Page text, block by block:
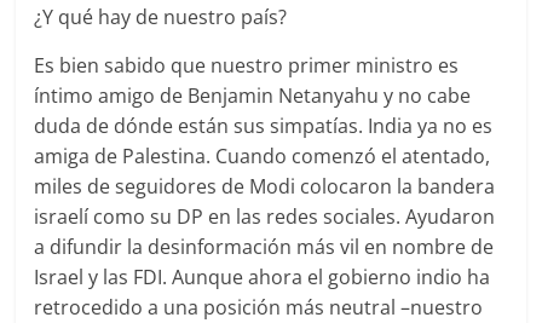
¿Y qué hay de nuestro país?
Es bien sabido que nuestro primer ministro es
íntimo amigo de Benjamin Netanyahu y no cabe
duda de dónde están sus simpatías. India ya no es
amiga de Palestina. Cuando comenzó el atentado,
miles de seguidores de Modi colocaron la bandera
israelí como su DP en las redes sociales. Ayudaron
a difundir la desinformación más vil en nombre de
Israel y las FDI. Aunque ahora el gobierno indio ha
retrocedido a una posición más neutral –nuestro